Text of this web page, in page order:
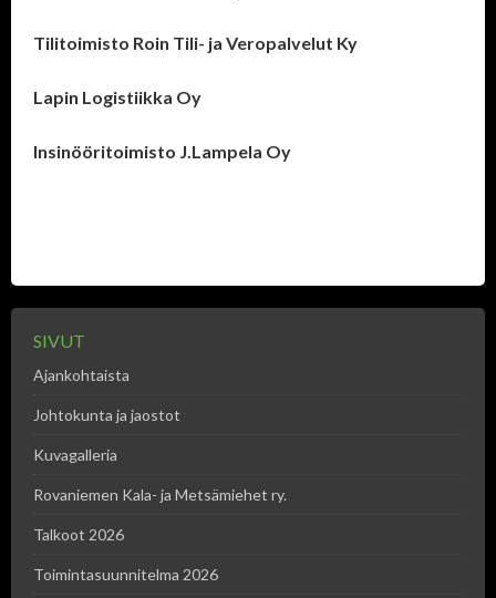
Tilitoimisto Roin Tili- ja Veropalvelut Ky
Lapin Logistiikka Oy
Insinööritoimisto J.Lampela Oy
SIVUT
Ajankohtaista
Johtokunta ja jaostot
Kuvagalleria
Rovaniemen Kala- ja Metsämiehet ry.
Talkoot 2026
Toimintasuunnitelma 2026